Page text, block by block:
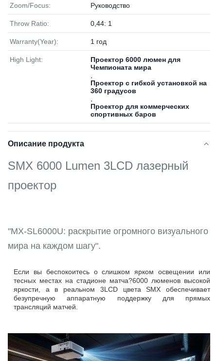
Zoom/Focus: Руководство
Throw Ratio: 0,44: 1
Warranty(Year): 1 год
High Light:
Проектор 6000 люмен для
Чемпионата мира
Проектор с гибкой установкой на
360 градусов
Проектор для коммерческих
спортивных баров
Описание продукта
SMX 6000 Lumen 3LCD лазерный
проектор
"MX-SL6000U: раскрытие огромного визуального
мира на каждом шагу".
Если вы беспокоитесь о слишком ярком освещении или
тесных местах на стадионе матча?6000 люменов высокой
яркости, а в реальном 3LCD цвета SMX обеспечивает
безупречную аппаратную поддержку для прямых
трансляций матчей.